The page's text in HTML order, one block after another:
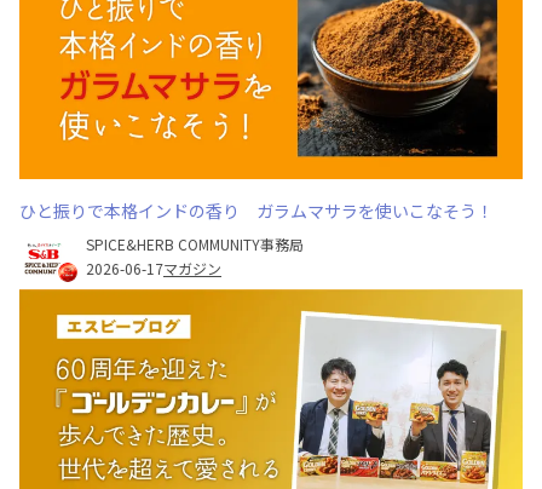
ひと振りで本格インドの香り ガラムマサラを使いこなそう！
SPICE&HERB COMMUNITY事務局
2026-06-17マガジン